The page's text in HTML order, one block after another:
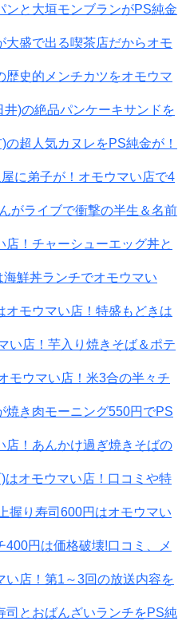
ンと大垣モンブランがPS純金
大盛で出る喫茶店だからオモ
歴史的メンチカツをオモウマ
)の絶品パンケーキサンドを
超人気カヌレをPS純金が！
に弟子が！オモウマい店で4
がライブで衝撃の半生＆名前
！チャーシューエッグ丼と
鮮丼ランチでオモウマい
オモウマい店！特盛もどきは
い店！芋入り焼きそば＆ポテ
モウマい店！米3合の半々チ
焼き肉モーニング550円でPS
店！あんかけ過ぎ焼きそばの
はオモウマい店！口コミや特
握り寿司600円はオモウマい
円は価格破壊!口コミ、メ
い店！第1～3回の放送内容を
司とおばんざいランチをPS純